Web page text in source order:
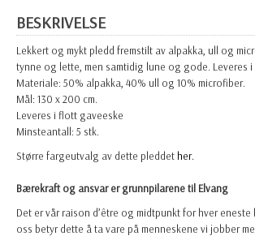
BESKRIVELSE
Lekkert og mykt pledd fremstilt av alpakka, ull og
tynne og lette, men samtidig lune og gode. Leveres
Materiale: 50% alpakka, 40% ull og 10% microfiber.
Mål: 130 x 200 cm.
Leveres i flott gaveeske
Minsteantall: 5 stk.
Større fargeutvalg av dette pleddet her.
Bærekraft og ansvar er grunnpilarene til Elvang
Det er vår raison d’être og midtpunkt for hver
oss betyr dette å ta vare på menneskene vi jobber